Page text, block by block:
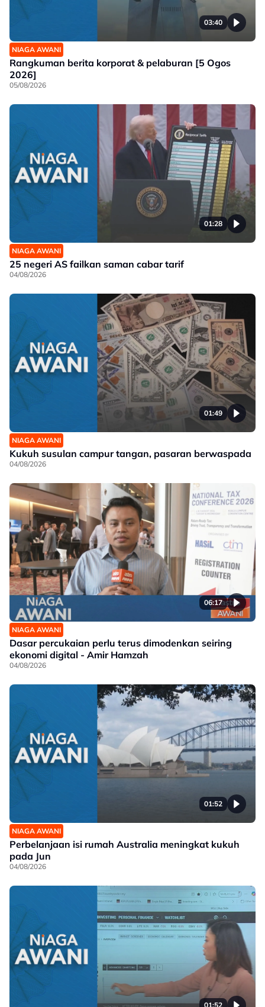
03:40
NIAGA AWANI
Rangkuman berita korporat & pelaburan [5 Ogos
2026]
05/08/2026
01:28
NIAGA AWANI
25 negeri AS failkan saman cabar tarif
04/08/2026
01:49
NIAGA AWANI
Kukuh susulan campur tangan, pasaran berwaspada
04/08/2026
06:17
NIAGA AWANI
Dasar percukaian perlu terus dimodenkan seiring
ekonomi digital - Amir Hamzah
04/08/2026
01:52
NIAGA AWANI
Perbelanjaan isi rumah Australia meningkat kukuh
pada Jun
04/08/2026
01:52